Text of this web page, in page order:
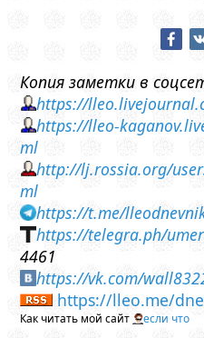
Копия заметки в
https://
https://lleo-
ml
http://lj.rossia.org/
ml
https://t.me/
https://telegra.ph/
4461
https://vk.com/
https://lleo.me/
Как читать мой сайт если что